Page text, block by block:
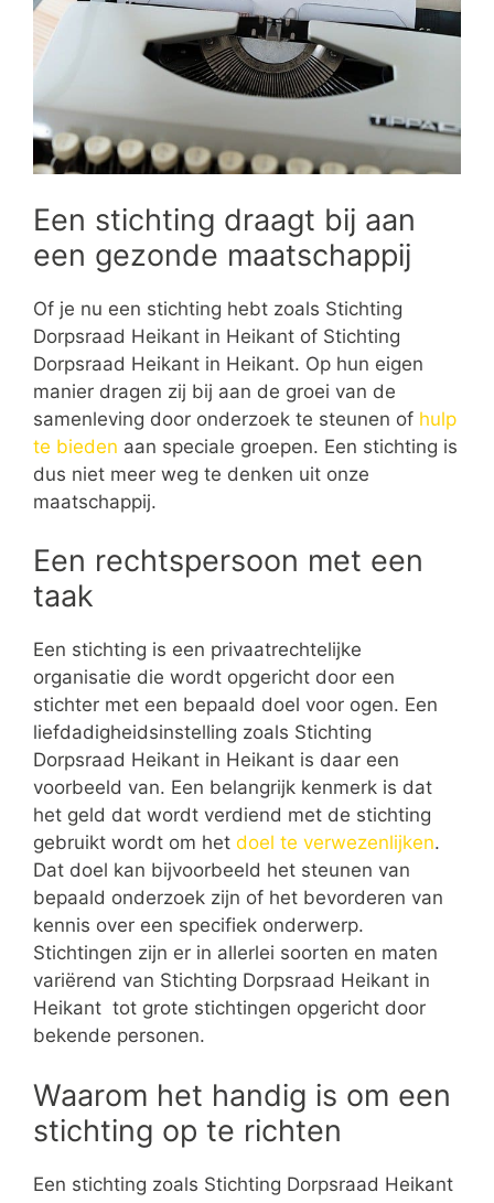
Een stichting draagt bij aan
een gezonde maatschappij
Of je nu een stichting hebt zoals Stichting
Dorpsraad Heikant in Heikant of Stichting
Dorpsraad Heikant in Heikant. Op hun eigen
manier dragen zij bij aan de groei van de
samenleving door onderzoek te steunen of hulp
te bieden aan speciale groepen. Een stichting is
dus niet meer weg te denken uit onze
maatschappij.
Een rechtspersoon met een
taak
Een stichting is een privaatrechtelijke
organisatie die wordt opgericht door een
stichter met een bepaald doel voor ogen. Een
liefdadigheidsinstelling zoals Stichting
Dorpsraad Heikant in Heikant is daar een
voorbeeld van. Een belangrijk kenmerk is dat
het geld dat wordt verdiend met de stichting
gebruikt wordt om het doel te verwezenlijken.
Dat doel kan bijvoorbeeld het steunen van
bepaald onderzoek zijn of het bevorderen van
kennis over een specifiek onderwerp.
Stichtingen zijn er in allerlei soorten en maten
variërend van Stichting Dorpsraad Heikant in
Heikant tot grote stichtingen opgericht door
bekende personen.
Waarom het handig is om een
stichting op te richten
Een stichting zoals Stichting Dorpsraad Heikant